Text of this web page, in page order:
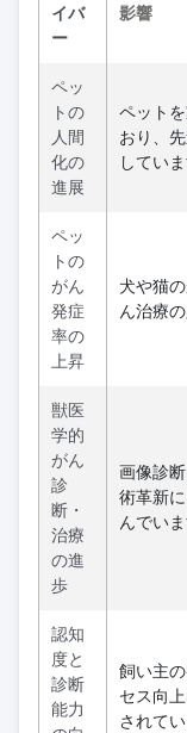
イバ
ー
影響
ペッ
トの
人間
化の
進展
ペット
おり、
していま
ペッ
トの
がん
発症
率の
上昇
犬や猫
ん治療
獣医
学的
がん
診
断・
治療
の進
歩
画像診
術革新
んでいま
認知
度と
診断
能力
飼い主
セス向
されてい